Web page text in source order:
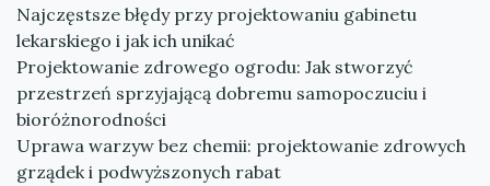
Najczęstsze błędy przy projektowaniu gabinetu
lekarskiego i jak ich unikać
Projektowanie zdrowego ogrodu: Jak stworzyć
przestrzeń sprzyjającą dobremu samopoczuciu i
bioróżnorodności
Uprawa warzyw bez chemii: projektowanie zdrowych
grządek i podwyższonych rabat